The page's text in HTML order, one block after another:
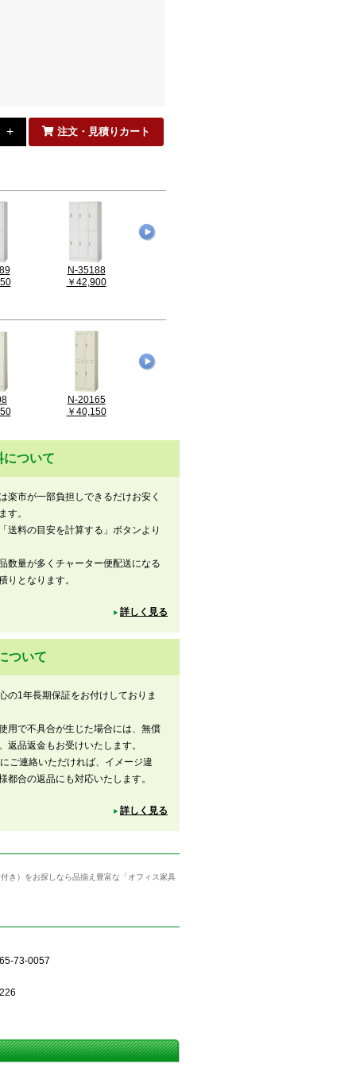
注文・見積りカート
N-35188
￥42,900
N-20165
￥40,150
について
楽市が一部負担しできるだけお安く
す。
送料の目安を計算する」ボタンより
数量が多くチャーター便配送になる
りとなります。
詳しく見る
ついて
の1年長期保証をお付けしておりま
用で不具合が生じた場合には、無償
返品返金もお受けいたします。
ご連絡いただければ、イメージ違
都合の返品にも対応いたします。
詳しく見る
き）をお探しなら品揃え豊富な「オフィス家具
73-0057